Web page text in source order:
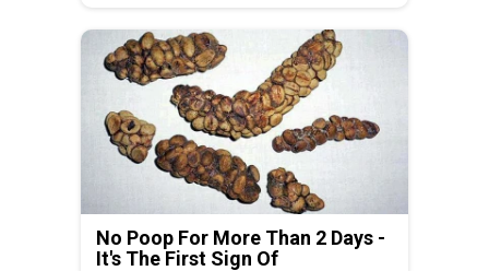
No Poop For More Than 2 Days -
It's The First Sign Of